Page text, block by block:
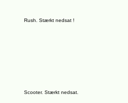
Rush. Stærkt nedsat !
Scooter. Stærkt nedsat.